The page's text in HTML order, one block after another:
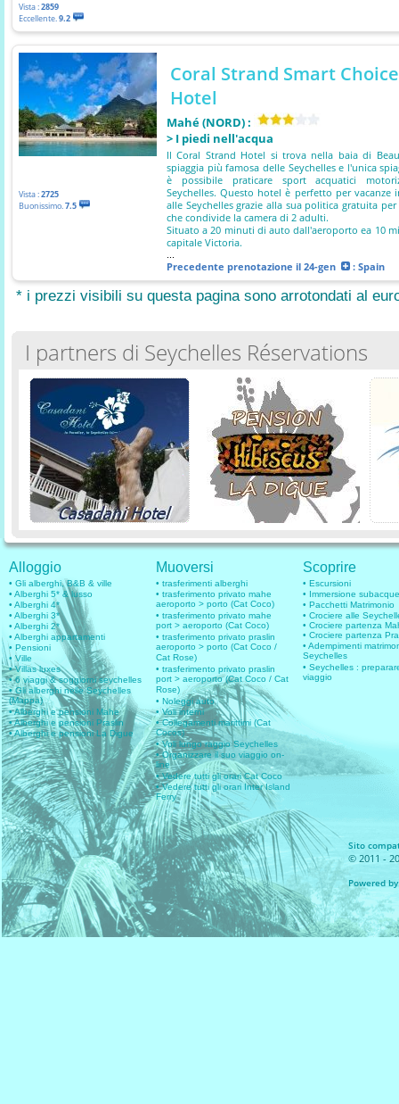
Vista :2859
Eccellente.9.2
Vista :2725
Buonissimo.7.5
Coral Strand Smart Choice
Hotel
Mahé (NORD) :
> I piedi nell'acqua
Il Coral Strand Hotel si trova nella baia di
spiaggia più famosa delle Seychelles e l'unica
è possibile praticare sport acquatici
Seychelles. Questo hotel è perfetto per vacanze
alle Seychelles grazie alla sua politica gratuita
che condivide la camera di 2 adulti.
Situato a 20 minuti di auto dall'aeroporto ea 10
capitale Victoria.
Precedente prenotazione il 24-gen : Spain
* i prezzi visibili su questa pagina sono arrotondati al
I partners di Seychelles Réservations
Alloggio
• Gli alberghi, B&B & ville
• Alberghi 5* & lusso
• Alberghi 4*
• Alberghi 3*
• Alberghi 2*
• Alberghi appartamenti
• Pensioni
• Ville
• Villas luxes
• 6 viaggi & soggiorni seychelles
• Gli alberghi nelle Seychelles
(Mappa)
• Alberghi e pensioni Mahe
• Alberghi e pensioni Praslin
• Alberghi e pensioni La Digue
Muoversi
• trasferimenti alberghi
• trasferimento privato mahe
aeroporto > porto (Cat Coco)
• trasferimento privato mahe
port > aeroporto (Cat Coco)
• trasferimento privato praslin
aeroporto > porto (Cat Coco /
Cat Rose)
• trasferimento privato praslin
port > aeroporto (Cat Coco / Cat
Rose)
• Noleggi auto
• Voli interni
• Collegamenti marittimi (Cat
Cocos)
• Voli lungo raggio Seychelles
• Organizzare il suo viaggio on-
line
• Vedere tutti gli orari Cat Coco
• Vedere tutti gli orari Inter Island
Ferry
Scoprire
• Escursioni
• Immersione
• Pacchetti Matrimonio
• Crociere alle
• Crociere partenza
• Crociere partenza
• Adempimenti
Seychelles
• Seychelles :
viaggio
Sito
© 2011 -
Powered by